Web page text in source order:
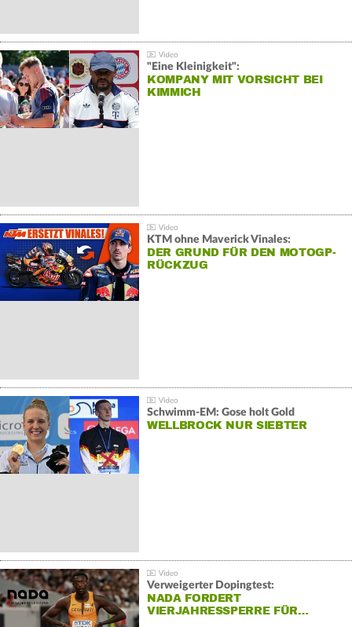
"Eine Kleinigkeit":
KOMPANY MIT VORSICHT BEI
KIMMICH
KTM ohne Maverick Vinales:
DER GRUND FÜR DEN MOTOGP-
RÜCKZUG
Schwimm-EM: Gose holt Gold
WELLBROCK NUR SIEBTER
Verweigerter Dopingtest:
NADA FORDERT
VIERJAHRESSPERRE FÜR…